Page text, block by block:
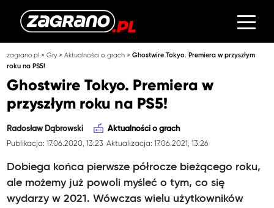
zagrano.pl »Gry»Aktualności o grach »Ghostwire Tokyo. Premiera w przyszłym
roku na PS5!
Ghostwire Tokyo. Premiera w
przyszłym roku na PS5!
Radosław Dąbrowski Aktualności o grach
Publikacja: 17.06.2020, 13:23 Aktualizacja: 17.06.2021, 13:26
Dobiega końca pierwsze półrocze bieżącego roku,
ale możemy już powoli myśleć o tym, co się
wydarzy w 2021. Wówczas wielu użytkowników